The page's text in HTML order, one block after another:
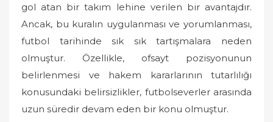
gol atan bir takım lehine verilen bir avantajdır.
Ancak, bu kuralın uygulanması ve yorumlanması,
futbol tarihinde sık sık tartışmalara neden
olmuştur. Özellikle, ofsayt pozisyonunun
belirlenmesi ve hakem kararlarının tutarlılığı
konusundaki belirsizlikler, futbolseverler arasında
uzun süredir devam eden bir konu olmuştur.